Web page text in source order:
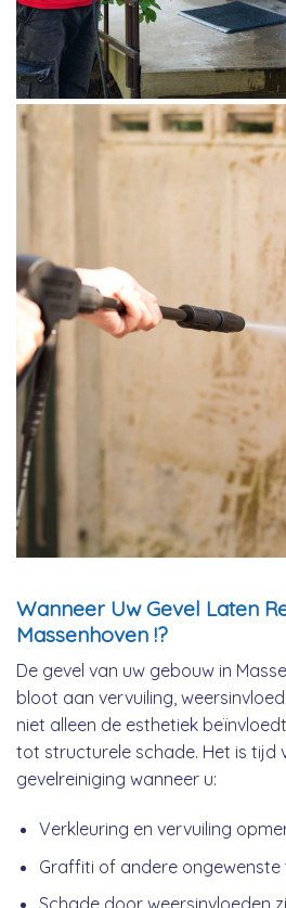
Wanneer Uw Gevel Laten
Massenhoven !?
De gevel van uw gebouw in
bloot aan vervuiling,
niet alleen de esthetiek
tot structurele schade. Het is tijd
gevelreiniging wanneer u:
Verkleuring en vervuiling
Graffiti of andere